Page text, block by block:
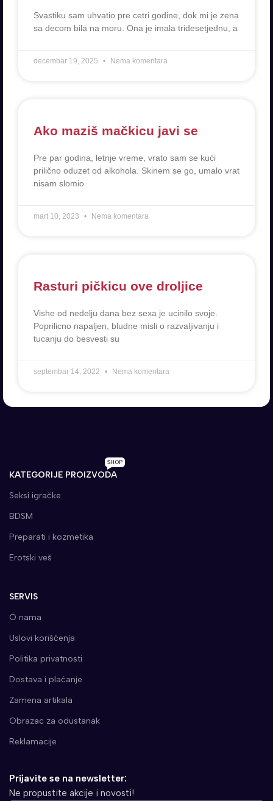
Svastiku sam uhvatio pre cetri godine, dok mi je zena
sa decom bila na moru. Ona je imala tridesetjednu, a
decembar 19, 2025 Nema komentara
Ako maziš mačkicu javi se
Pre par godina, letnje vreme, vrato sam se kući
prilično oduzet od alkohola. Skinem se go, umalo vrat
nisam slomio
mart 10, 2023 Nema komentara
Rasturi pičkicu ove droljice
Vishe od nedelju dana bez sexa je ucinilo svoje.
Poprilicno napaljen, bludne misli o razvaljivanju i
tucanju do besvesti su
septembar 14, 2022 Nema komentara
KATEGORIJE PROIZVODA
SHOP
Seksi igračke
BDSM
Preparati i kozmetika
Erotski veš
SERVIS
O nama
Uslovi korišćenja
Politika privatnosti
Dostava i plaćanje
Zamena artikala
Obrazac za odustanak
Reklamacije
Prijavite se na newsletter:
Ne propustite akcije i novosti!